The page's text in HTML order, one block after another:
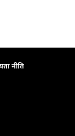
नीति